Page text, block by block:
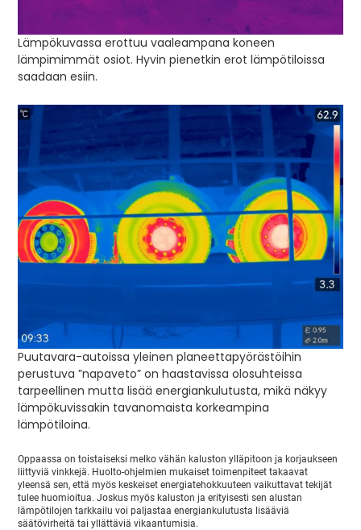
Lämpökuvassa erottuu vaaleampana koneen
lämpimimmät osiot. Hyvin pienetkin erot lämpötiloissa
saadaan esiin.
Puutavara-autoissa yleinen planeettapyörästöihin
perustuva ”napaveto” on haastavissa olosuhteissa
tarpeellinen mutta lisää energiankulutusta, mikä näkyy
lämpökuvissakin tavanomaista korkeampina
lämpötiloina.
Oppaassa on toistaiseksi melko vähän kaluston ylläpitoon ja korjaukseen
liittyviä vinkkejä. Huolto-ohjelmien mukaiset toimenpiteet takaavat
yleensä sen, että myös keskeiset energiatehokkuuteen vaikuttavat tekijät
tulee huomioitua. Joskus myös kaluston ja erityisesti sen alustan
lämpötilojen tarkkailu voi paljastaa energiankulutusta lisääviä
säätövirheitä tai yllättäviä vikaantumisia.